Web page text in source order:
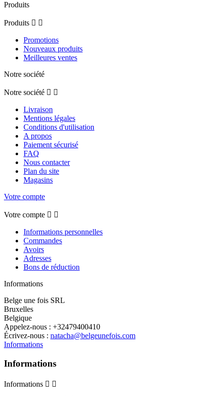
Produits
Produits  
Promotions
Nouveaux produits
Meilleures ventes
Notre société
Notre société  
Livraison
Mentions légales
Conditions d'utilisation
A propos
Paiement sécurisé
FAQ
Nous contacter
Plan du site
Magasins
Votre compte
Votre compte  
Informations personnelles
Commandes
Avoirs
Adresses
Bons de réduction
Informations
Belge une fois SRL
Bruxelles
Belgique
Appelez-nous : +32479400410
Écrivez-nous : natacha@belgeunefois.com
Informations
Informations
Informations  